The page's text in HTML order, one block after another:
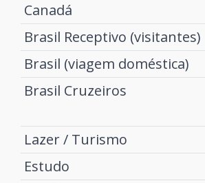
Canadá
Brasil Receptivo (visitantes)
Brasil (viagem doméstica)
Brasil Cruzeiros
Lazer / Turismo
Estudo